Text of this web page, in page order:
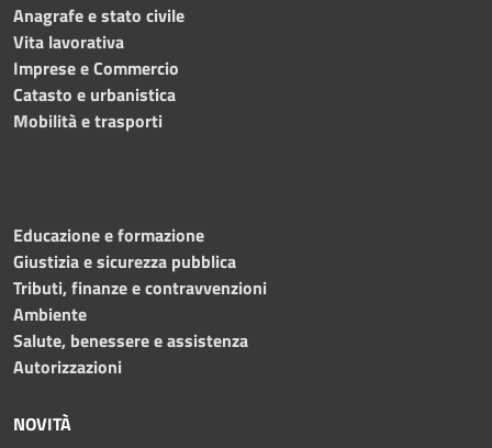
Anagrafe e stato civile
Vita lavorativa
Imprese e Commercio
Catasto e urbanistica
Mobilità e trasporti
Educazione e formazione
Giustizia e sicurezza pubblica
Tributi, finanze e contravvenzioni
Ambiente
Salute, benessere e assistenza
Autorizzazioni
NOVITÀ